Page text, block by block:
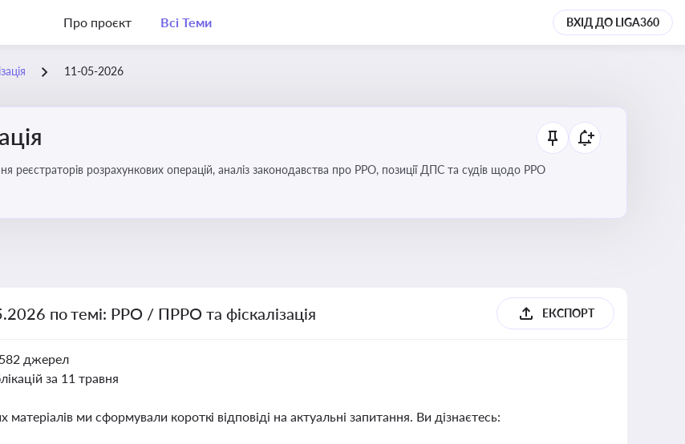
Про проєкт Всі Теми ВХІД ДО LIGA360
11-05-2026
Новини та зміни щодо використання реєстраторів розрахункових операцій, аналіз законодавства про РРО, позиції ДПС та судів щодо РРО
по темі: РРО / ПРРО та фіскалізація ЕКСПОРТ
джерел
за 11 травня
матеріалів ми сформували короткі відповіді на актуальні запитання. Ви дізнаєтесь: